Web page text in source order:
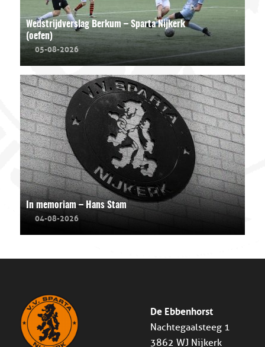
Wedstrijdverslag Berkum – Sparta Nijkerk
(oefen)
05-08-2026
In memoriam – Hans Stam
04-08-2026
De Ebbenhorst
Nachtegaalsteeg 1
3862 WJ Nijkerk